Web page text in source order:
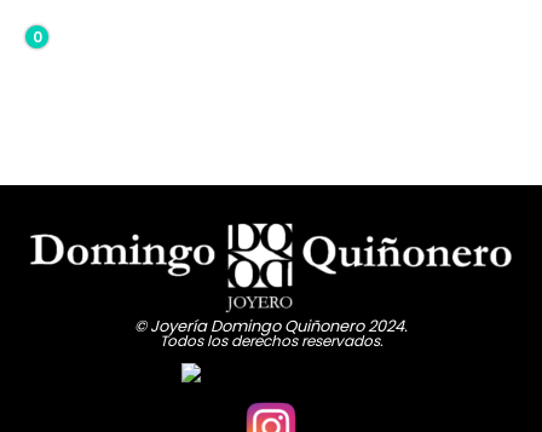
0,00€
0
© Joyería Domingo Quiñonero 2024.
Todos los derechos reservados.